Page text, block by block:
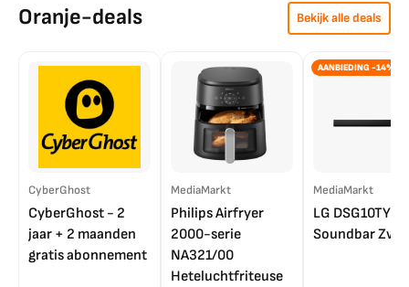
Oranje-deals Bekijk alle deals
CyberGhost
CyberGhost - 2
jaar + 2 maanden
gratis abonnement
MediaMarkt
Philips Airfryer
2000-serie
NA321/00
Heteluchtfriteuse
AANBIEDING -14%
MediaMarkt
LG DSG10TY
Soundbar